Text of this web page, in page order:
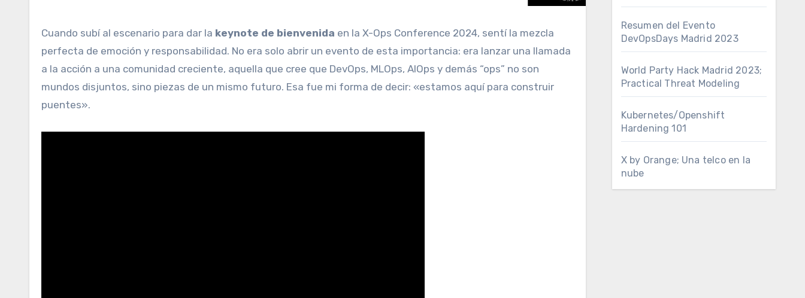
Cuando subí al escenario para dar la keynote de bienvenida en la X-Ops Conference 2024, sentí la mezcla
perfecta de emoción y responsabilidad. No era solo abrir un evento de esta importancia: era lanzar una llamada
a la acción a una comunidad creciente, aquella que cree que DevOps, MLOps, AIOps y demás “ops” no son
mundos disjuntos, sino piezas de un mismo futuro. Esa fue mi forma de decir: «estamos aquí para construir
puentes».
Resumen del Evento
DevOpsDays Madrid 2023
World Party Hack Madrid 2023;
Practical Threat Modeling
Kubernetes/Openshift
Hardening 101
X by Orange; Una telco en la
nube